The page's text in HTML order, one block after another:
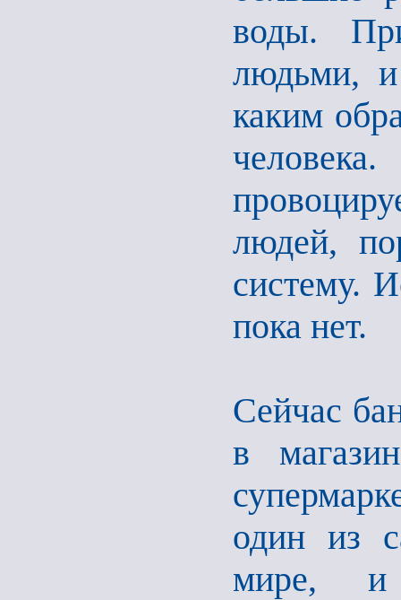
воды.
людьми,
каким
людей,
систему.
пока нет.
Сейчас
в
один из
мире, и